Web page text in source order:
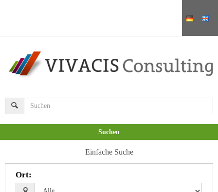
Suchen
Einfache Suche
Ort: